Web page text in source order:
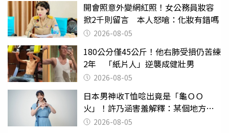
開會照意外變網紅照！女公務員妝容
掀2千則留言 本人怒嗆：化妝有錯嗎
2026-08-05
180公分僅45公斤！他右肺受損仍苦練
2年 「紙片人」逆襲成健壯男
2026-08-05
日本男神收T恤唸出竟是「龜ＯＯ
火」！許乃涵害羞解釋：某個地方燃
燒起來了
2026-08-05